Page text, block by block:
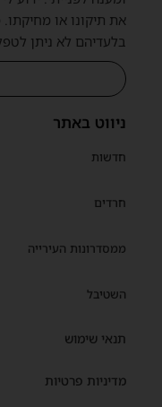
ניווט באתר
חדשות
חרדים
ממסדרונות העירייה
השטיבל
תנאי שימוש
מדיניות פרטיות
את תיקונו או
בלעדיהם לא ניתן